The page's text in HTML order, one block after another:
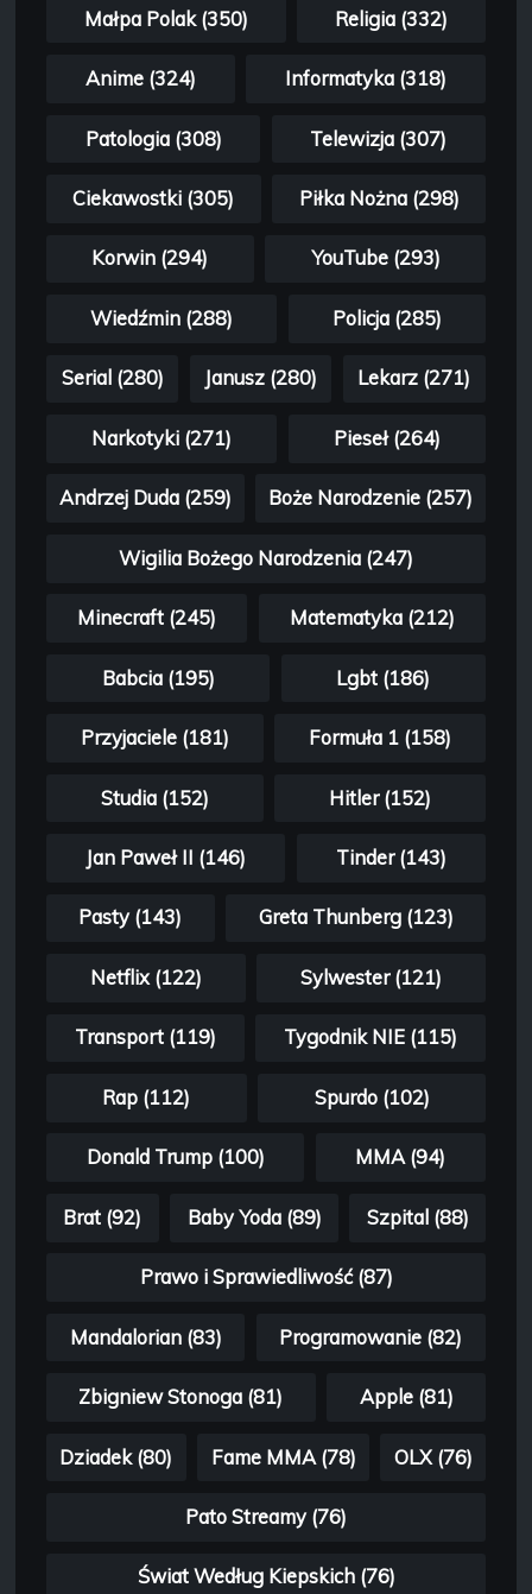
Małpa Polak (350) Religia (332)
Anime (324) Informatyka (318)
Patologia (308) Telewizja (307)
Ciekawostki (305) Piłka Nożna (298)
Korwin (294) YouTube (293)
Wiedźmin (288) Policja (285)
Serial (280) Janusz (280) Lekarz (271)
Narkotyki (271) Pieseł (264)
Andrzej Duda (259) Boże Narodzenie (257)
Wigilia Bożego Narodzenia (247)
Minecraft (245) Matematyka (212)
Babcia (195) Lgbt (186)
Przyjaciele (181) Formuła 1 (158)
Studia (152) Hitler (152)
Jan Paweł II (146) Tinder (143)
Pasty (143) Greta Thunberg (123)
Netflix (122) Sylwester (121)
Transport (119) Tygodnik NIE (115)
Rap (112) Spurdo (102)
Donald Trump (100) MMA (94)
Brat (92) Baby Yoda (89) Szpital (88)
Prawo i Sprawiedliwość (87)
Mandalorian (83) Programowanie (82)
Zbigniew Stonoga (81) Apple (81)
Dziadek (80) Fame MMA (78) OLX (76)
Pato Streamy (76)
Świat Według Kiepskich (76)